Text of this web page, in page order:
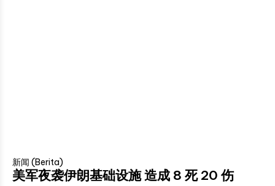
新闻 (Berita)
美军夜袭伊朗基础设施 造成 8 死 20 伤